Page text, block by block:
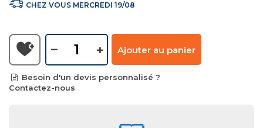
CHEZ VOUS MERCREDI 19/08
– + Ajouter au panier
Besoin d'un devis personnalisé ?
Contactez-nous